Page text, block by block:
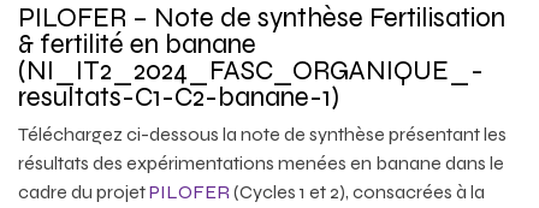
PILOFER – Note de synthèse Fertilisation
& fertilité en banane
(NI_IT2_2024_FASC_ORGANIQUE_-
resultats-C1-C2-banane-1)
Téléchargez ci-dessous la note de synthèse présentant les
résultats des expérimentations menées en banane dans le
cadre du projetPILOFER (Cycles 1 et 2), consacrées à la